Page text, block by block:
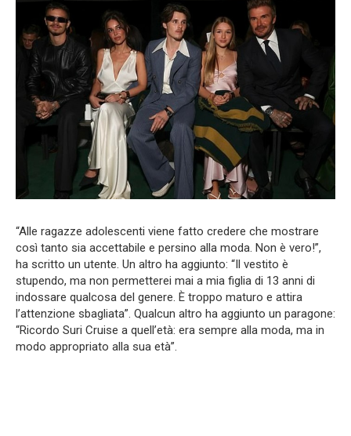
“Alle ragazze adolescenti viene fatto credere che mostrare
così tanto sia accettabile e persino alla moda. Non è vero!”,
ha scritto un utente. Un altro ha aggiunto: “Il vestito è
stupendo, ma non permetterei mai a mia figlia di 13 anni di
indossare qualcosa del genere. È troppo maturo e attira
l’attenzione sbagliata”. Qualcun altro ha aggiunto un paragone:
“Ricordo Suri Cruise a quell’età: era sempre alla moda, ma in
modo appropriato alla sua età”.